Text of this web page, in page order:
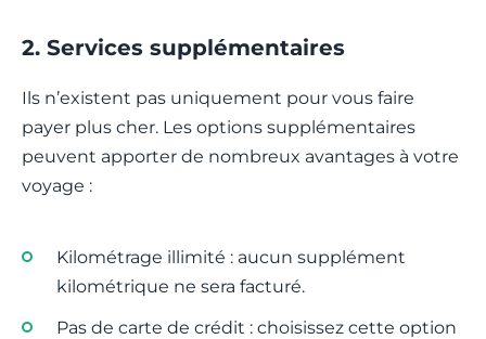
2. Services supplémentaires
Ils n’existent pas uniquement pour vous faire
payer plus cher. Les options supplémentaires
peuvent apporter de nombreux avantages à votre
voyage :
Kilométrage illimité : aucun supplément
kilométrique ne sera facturé.
Pas de carte de crédit : choisissez cette option